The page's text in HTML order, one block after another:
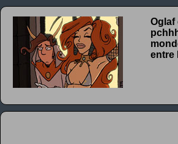
Oglaf
entre